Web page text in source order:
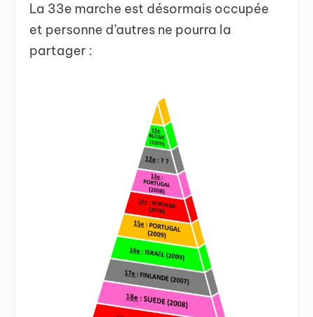
La 33e marche est désormais occupée
et personne d’autres ne pourra la
partager :